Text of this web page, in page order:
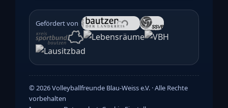
Gefördert von
©2026Volleyballfreunde Blau-Weiss e.V. · Alle Rechte
vorbehalten